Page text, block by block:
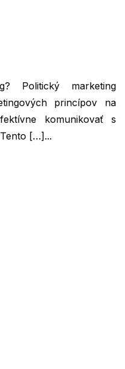
Politický marketing
princípov na
komunikovať s
[…]...